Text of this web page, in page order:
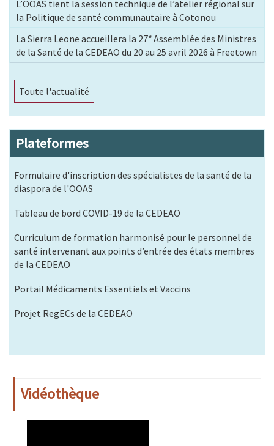
L’OOAS tient la session technique de l’atelier régional sur
la Politique de santé communautaire à Cotonou
La Sierra Leone accueillera la 27ᵉ Assemblée des Ministres
de la Santé de la CEDEAO du 20 au 25 avril 2026 à Freetown
Toute l'actualité
Plateformes
Formulaire d'inscription des spécialistes de la santé de la
diaspora de l'OOAS
Tableau de bord COVID-19 de la CEDEAO
Curriculum de formation harmonisé pour le personnel de
santé intervenant aux points d’entrée des états membres
de la CEDEAO
Portail Médicaments Essentiels et Vaccins
Projet RegECs de la CEDEAO
Vidéothèque